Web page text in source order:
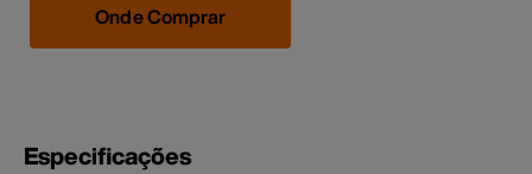
Onde Comprar
Especificações